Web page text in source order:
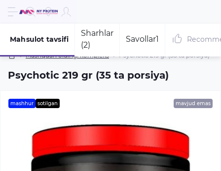
Mashqdan oldingi kompleks Psychotic 219 gr (35 ta porsiya)
Psychotic 219 gr (35 ta porsiya)
Mahsulot tavsifi
Sharhlar
(2)
Savollar1
mashhur sotilgan mavjud emas